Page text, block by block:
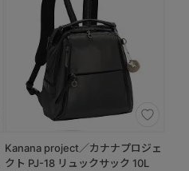
Kanana project／カナナプロジェ
クト PJ-18 リュックサック 10L